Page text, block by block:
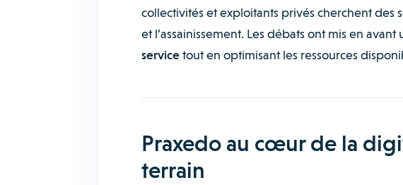
collectivités et exploitants privés cherchent des
et l’assainissement. Les débats ont mis en
servicetout en optimisant les ressources
Praxedo au cœur de la
terrain